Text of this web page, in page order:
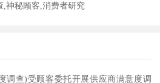
,神秘顾客,消费者研究
调查)受顾客委托开展供应商满意度调